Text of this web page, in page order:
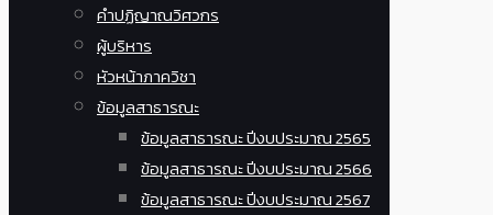
คำปฏิญาณวิศวกร
ผู้บริหาร
หัวหน้าภาควิชา
ข้อมูลสาธารณะ
ข้อมูลสาธารณะ ปีงบประมาณ 2565
ข้อมูลสาธารณะ ปีงบประมาณ 2566
ข้อมูลสาธารณะ ปีงบประมาณ 2567